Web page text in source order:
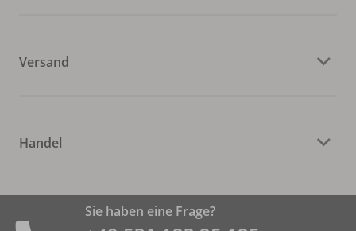
Versand
Handel
Sie haben eine Frage?